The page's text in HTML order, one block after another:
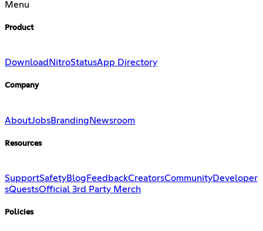
Menu
Product
Download NitroStatusApp Directory
Company
AboutJobsBranding Newsroom
Resources
SupportSafetyBlog FeedbackCreatorsCommunityDeveloper
sQuestsOfficial 3rd Party Merch
Policies